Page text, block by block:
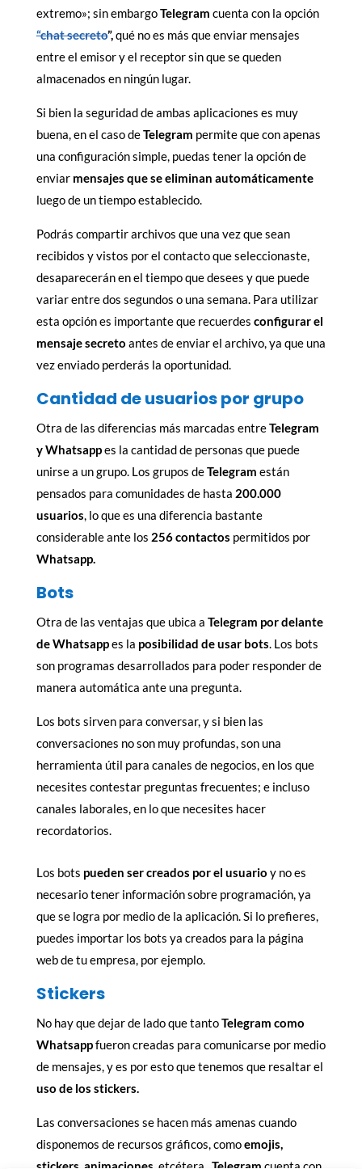
extremo»; sin embargoTelegram cuenta con la opción
“chat secreto”,qué no es más que enviar mensajes
entre el emisor y el receptor sin que se queden
almacenados en ningún lugar.
Si bien la seguridad de ambas aplicaciones es muy
buena, en el caso deTelegram permite que con apenas
una configuración simple, puedas tener la opción de
enviar mensajes que se eliminan automáticamente
luego de un tiempo establecido.
Podrás compartir archivos que una vez que sean
recibidos y vistos por el contacto que seleccionaste,
desaparecerán en el tiempo que desees y que puede
variar entre dos segundos o una semana. Para utilizar
esta opción es importante que recuerdes configurar el
mensaje secreto antes de enviar el archivo, ya que una
vez enviado perderás la oportunidad.
Cantidad de usuarios por grupo
Otra de las diferencias más marcadas entreTelegram
y Whatsappes la cantidad de personas que puede
unirse a un grupo. Los grupos deTelegram están
pensados para comunidades de hasta 200.000
usuarios, lo que es una diferencia bastante
considerable ante los 256 contactos permitidos por
Whatsapp.
Bots
Otra de las ventajas que ubica a Telegram por delante
de Whatsappes la posibilidad de usar bots. Los bots
son programas desarrollados para poder responder de
manera automática ante una pregunta.
Los bots sirven para conversar, y si bien las
conversaciones no son muy profundas, son una
herramienta útil para canales de negocios, en los que
necesites contestar preguntas frecuentes; e incluso
canales laborales, en lo que necesites hacer
recordatorios.
Los bots pueden ser creados por el usuario y no es
necesario tener información sobre programación, ya
que se logra por medio de la aplicación. Si lo prefieres,
puedes importar los bots ya creados para la página
web de tu empresa, por ejemplo.
Stickers
No hay que dejar de lado que tantoTelegram como
Whatsappfueron creadas para comunicarse por medio
de mensajes, y es por esto que tenemos que resaltar el
uso de los stickers.
Las conversaciones se hacen más amenas cuando
disponemos de recursos gráficos, comoemojis,
stickers, animaciones , etcétera. Telegram cuenta con